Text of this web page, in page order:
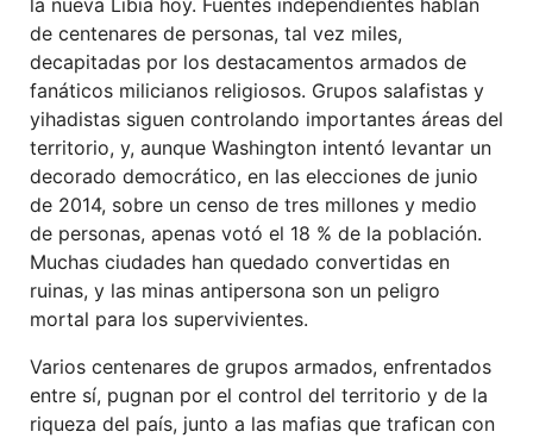
de centenares de personas, tal vez miles,
decapitadas por los destacamentos armados de
fanáticos milicianos religiosos. Grupos salafistas y
yihadistas siguen controlando importantes áreas del
territorio, y, aunque Washington intentó levantar un
decorado democrático, en las elecciones de junio
de 2014, sobre un censo de tres millones y medio
de personas, apenas votó el 18 % de la población.
Muchas ciudades han quedado convertidas en
ruinas, y las minas antipersona son un peligro
mortal para los supervivientes.
Varios centenares de grupos armados, enfrentados
entre sí, pugnan por el control del territorio y de la
riqueza del país, junto a las mafias que trafican con